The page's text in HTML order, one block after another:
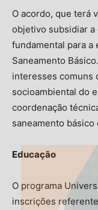
O acordo, que terá
objetivo subsidiar a
fundamental para a
Saneamento
interesses comuns
socioambiental do
coordenação
saneamento básico
Educação
O programa
inscrições